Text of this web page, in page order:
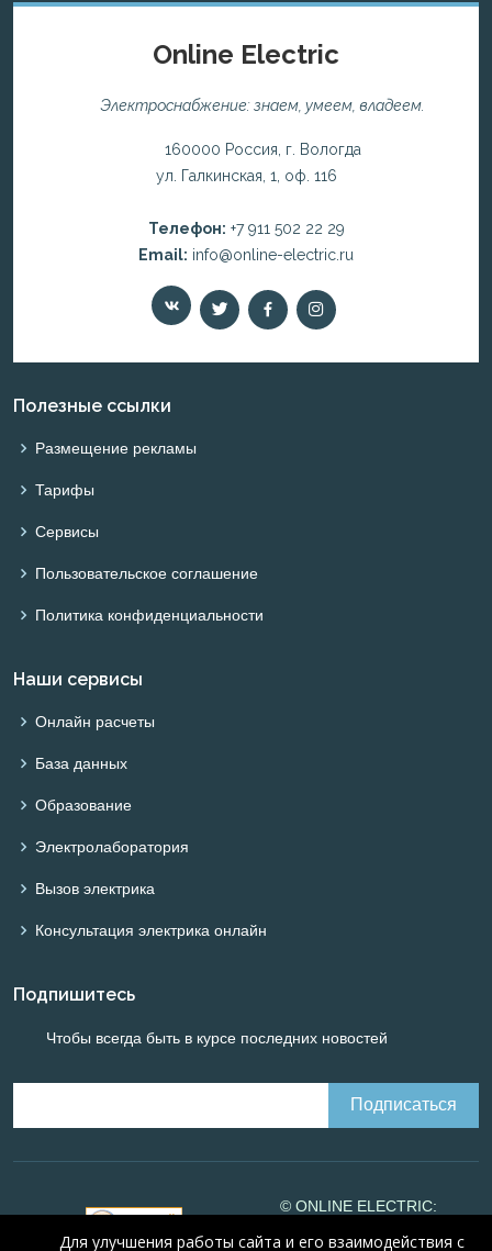
Online Electric
Электроснабжение: знаем, умеем, владеем.
160000 Россия, г. Вологда
ул. Галкинская, 1, оф. 116
Телефон: +7 911 502 22 29
Email: info@online-electric.ru
Полезные ссылки
Размещение рекламы
Тарифы
Сервисы
Пользовательское соглашение
Политика конфиденциальности
Наши сервисы
Онлайн расчеты
База данных
Образование
Электролаборатория
Вызов электрика
Консультация электрика онлайн
Подпишитесь
Чтобы всегда быть в курсе последних новостей
© ONLINE ELECTRIC:
Для улучшения работы сайта и его взаимодействия с